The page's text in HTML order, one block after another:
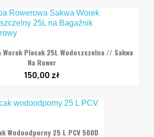
Worek Plecak 25L Wodoszczelna // Sakwa
Na Rower
150,00 zł
Wodoodporny 25 L PCV 500D